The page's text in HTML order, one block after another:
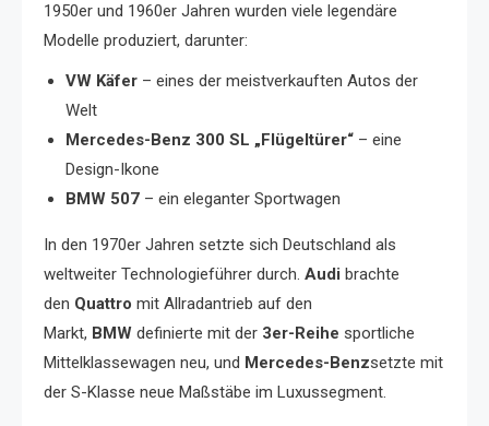
1950er und 1960er Jahren wurden viele legendäre
Modelle produziert, darunter:
VW Käfer – eines der meistverkauften Autos der
Welt
Mercedes-Benz 300 SL „Flügeltürer“ – eine
Design-Ikone
BMW 507 – ein eleganter Sportwagen
In den 1970er Jahren setzte sich Deutschland als
weltweiter Technologieführer durch. Audi brachte
den Quattro mit Allradantrieb auf den
Markt, BMW definierte mit der 3er-Reihe sportliche
Mittelklassewagen neu, und Mercedes-Benzsetzte mit
der S-Klasse neue Maßstäbe im Luxussegment.